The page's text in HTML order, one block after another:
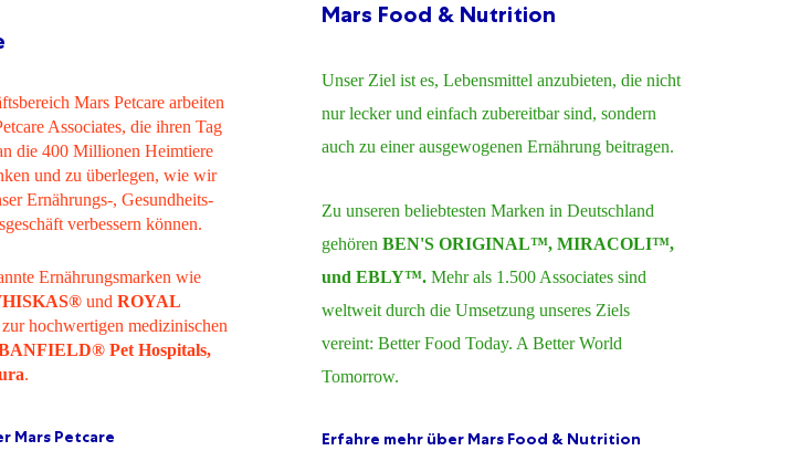
Mars Petcare arbeiten
Associates, die ihren Tag
die 400 Millionen Heimtiere
und zu überlegen, wie wir
Ernährungs-, Gesundheits-
verbessern können.
Ernährungsmarken wie
und ROYAL
hochwertigen medizinischen
Pet Hospitals,
.
Mars Petcare
Mars Food & Nutrition
Unser Ziel ist es, Lebensmittel anzubieten, die nicht
nur lecker und einfach zubereitbar sind, sondern
auch zu einer ausgewogenen Ernährung beitragen.
Zu unseren beliebtesten Marken in Deutschland
gehören BEN'S ORIGINAL™, MIRACOLI™,
und EBLY™. Mehr als 1.500 Associates sind
weltweit durch die Umsetzung unseres Ziels
vereint: BetterFood Today. A Better World
Tomorrow.
Erfahre mehr über Mars Food & Nutrition